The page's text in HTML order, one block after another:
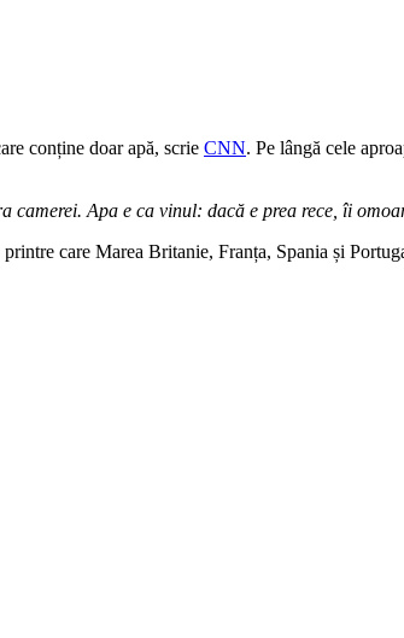
conține doar apă, scrie CNN. Pe lângă cele
camerei. Apa e ca vinul: dacă e prea rece, îi
care Marea Britanie, Franța, Spania și